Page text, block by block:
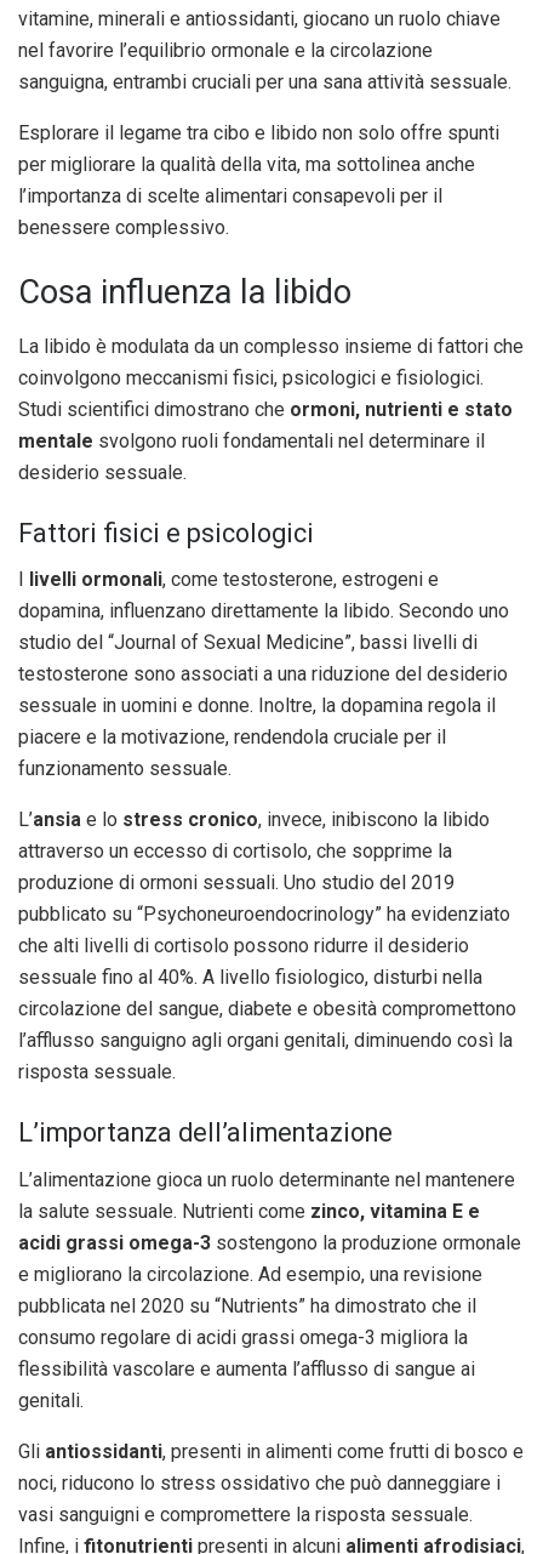
vitamine, minerali e antiossidanti, giocano un ruolo chiave
nel favorire l’equilibrio ormonale e la circolazione
sanguigna, entrambi cruciali per una sana attività sessuale.
Esplorare il legame tra cibo e libido non solo offre spunti
per migliorare la qualità della vita, ma sottolinea anche
l’importanza di scelte alimentari consapevoli per il
benessere complessivo.
Cosa influenza la libido
La libido è modulata da un complesso insieme di fattori che
coinvolgono meccanismi fisici, psicologici e fisiologici.
Studi scientifici dimostrano che ormoni, nutrienti e stato
mentale svolgono ruoli fondamentali nel determinare il
desiderio sessuale.
Fattori fisici e psicologici
livelli ormonali, come testosterone, estrogeni e
dopamina, influenzano direttamente la libido. Secondo uno
studio del “Journal of Sexual Medicine”, bassi livelli di
testosterone sono associati a una riduzione del desiderio
sessuale in uomini e donne. Inoltre, la dopamina regola il
piacere e la motivazione, rendendola cruciale per il
funzionamento sessuale.
L’ansia e lo stress cronico, invece, inibiscono la libido
attraverso un eccesso di cortisolo, che sopprime la
produzione di ormoni sessuali. Uno studio del 2019
pubblicato su “Psychoneuroendocrinology” ha evidenziato
che alti livelli di cortisolo possono ridurre il desiderio
sessuale fino al 40%. A livello fisiologico, disturbi nella
circolazione del sangue, diabete e obesità compromettono
l’afflusso sanguigno agli organi genitali, diminuendo così la
risposta sessuale.
L’importanza dell’alimentazione
L’alimentazione gioca un ruolo determinante nel mantenere
la salute sessuale. Nutrienti come zinco, vitamina E e
acidi grassi omega-3 sostengono la produzione ormonale
e migliorano la circolazione. Ad esempio, una revisione
pubblicata nel 2020 su “Nutrients” ha dimostrato che il
consumo regolare di acidi grassi omega-3 migliora la
flessibilità vascolare e aumenta l’afflusso di sangue ai
genitali.
Gli antiossidanti, presenti in alimenti come frutti di bosco e
noci, riducono lo stress ossidativo che può danneggiare i
vasi sanguigni e compromettere la risposta sessuale.
Infine, i fitonutrienti presenti in alcuni alimenti afrodisiaci,